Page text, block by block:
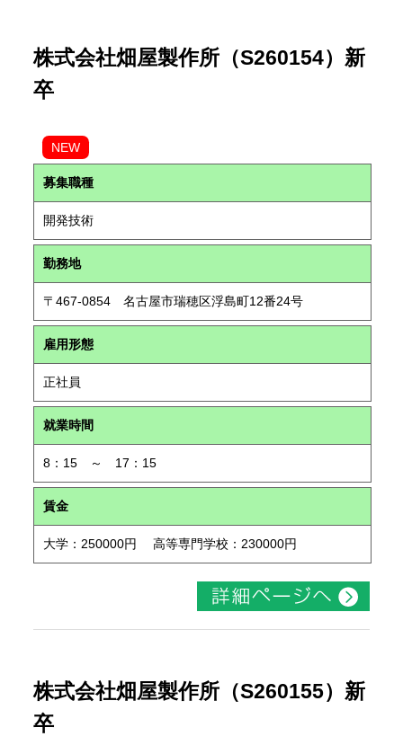
株式会社畑屋製作所（S260154）新
卒
NEW
募集職種
開発技術
勤務地
〒467-0854 名古屋市瑞穂区浮島町12番24号
雇用形態
正社員
就業時間
8：15 ～ 17：15
賃金
大学：250000円 高等専門学校：230000円
株式会社畑屋製作所（S260155）新
卒